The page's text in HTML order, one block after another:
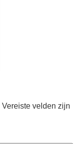
Vereiste velden zijn